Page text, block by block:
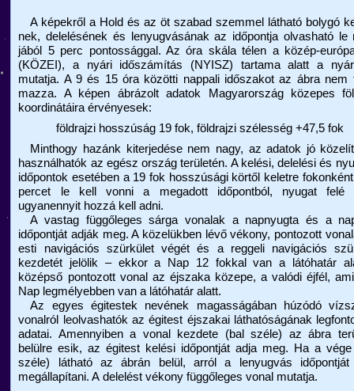
A képekről a Hold és az öt szabad szemmel látható bolygó
nek, delelésének és lenyugvásának az időpontja olvasható
jából 5 perc pontos­sággal. Az óra skála télen a közép-
(KÖZEI), a nyári időszámítás (NYISZ) tartama alatt a
mutatja. A 9 és 15 óra közötti nappali időszakot az ábra nem
mazza. A képen ábrázolt adatok Magyarország közepes
koordinátáira érvényesek:
földrajzi hosszúság 19 fok, földrajzi szélesség +47,5 fok
Minthogy hazánk kiterjedése nem nagy, az adatok jó
használ­hatók az egész ország területén. A kelési, delelési és
időpontok esetében a 19 fok hosszúsági körtől keletre
percet le kell vonni a megadott időpontból, nyugat felé
ugyanennyit hozzá kell adni.
A vastag függőleges sárga vonalak a napnyugta és a
időpontját adják meg. A közelükben lévő vékony, pontozott
esti navigációs szürkület végét és a reggeli navigációs
kezdetét jelölik – ekkor a Nap 12 fokkal van a látóhatár
középső pontozott vonal az éjszaka közepe, a valódi éjfél,
Nap legmélyebben van a látóhatár alatt.
Az egyes égitestek nevének magasságában húzódó
vonalról leolvashatók az égitest éjszakai láthatóságának
adatai. Amennyiben a vonal kezdete (bal széle) az ábra
belülre esik, az égitest kelési időpontját adja meg. Ha a vége
széle) látható az ábrán belül, arról a lenyugvás időpontját
megállapítani. A delelést vékony függőleges vonal mutatja.